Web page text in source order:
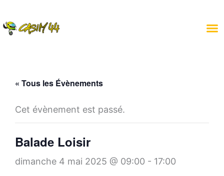
au
contenu
« Tous les Évènements
Cet évènement est passé.
Balade Loisir
dimanche 4 mai 2025 @ 09:00 - 17:00